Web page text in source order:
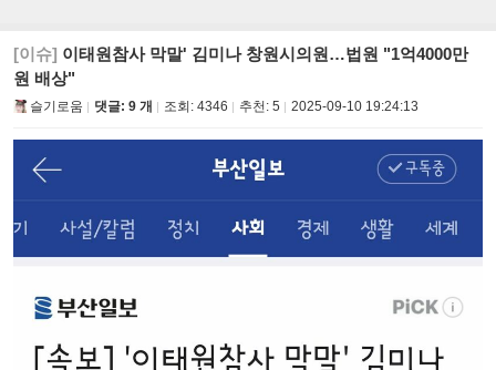
[이슈] 이태원참사 막말' 김미나 창원시의원…법원 "1억4000만
원 배상"
슬기로움 댓글: 9 개 조회: 4346 추천: 5 2025-09-10 19:24:13